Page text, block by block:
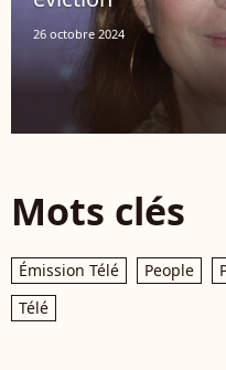
26 octobre 2024
Mots clés
Émission Télé People
Télé